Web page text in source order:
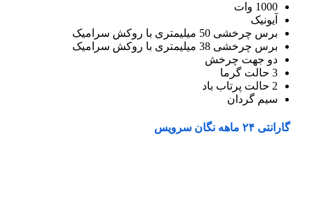
1000 وات
آیونیک
برس چرخشی 50 میلیمتری با روکش سرامیک
برس چرخشی 38 میلیمتری با روکش سرامیک
دو جهت چرخش
3 حالت گرما
2 حالت پرتاب باد
سیم گردان
گارانتی ۲۴ ماهه نگان سرویس